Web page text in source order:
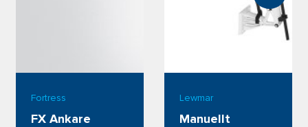
Fortress
FX Ankare
Lewmar
Manuellt